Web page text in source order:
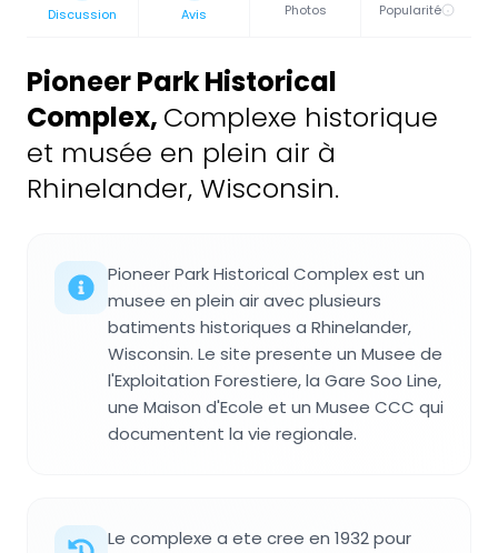
Discussion Avis Photos Popularité
Pioneer Park Historical
Complex, Complexe historique
et musée en plein air à
Rhinelander, Wisconsin.
Pioneer Park Historical Complex est un
musee en plein air avec plusieurs
batiments historiques a Rhinelander,
Wisconsin. Le site presente un Musee de
l'Exploitation Forestiere, la Gare Soo Line,
une Maison d'Ecole et un Musee CCC qui
documentent la vie regionale.
Le complexe a ete cree en 1932 pour